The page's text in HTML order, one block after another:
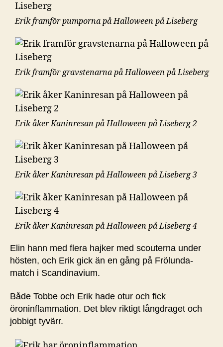
Erik framför pumporna på Halloween på Liseberg
Erik framför gravstenarna på Halloween på Liseberg
Erik åker Kaninresan på Halloween på Liseberg 2
Erik åker Kaninresan på Halloween på Liseberg 3
Erik åker Kaninresan på Halloween på Liseberg 4
Elin hann med flera hajker med scouterna under
hösten, och Erik gick än en gång på Frölunda-
match i Scandinavium.
Både Tobbe och Erik hade otur och fick
öroninflammation. Det blev riktigt långdraget och
jobbigt tyvärr.